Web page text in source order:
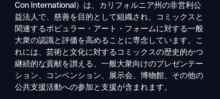
Con International）は、カリフォルニア州の非営利公
益法人で、慈善を目的として組織され、コミックスと
関連するポピュラー・アート・フォームに対する一般
大衆の認識と評価を高めることに専念しています。こ
れには、芸術と文化に対するコミックスの歴史的かつ
継続的な貢献を讃える、一般大衆向けのプレゼンテー
ション、コンベンション、展示会、博物館、その他の
公共支援活動への参加と支援が含まれます。